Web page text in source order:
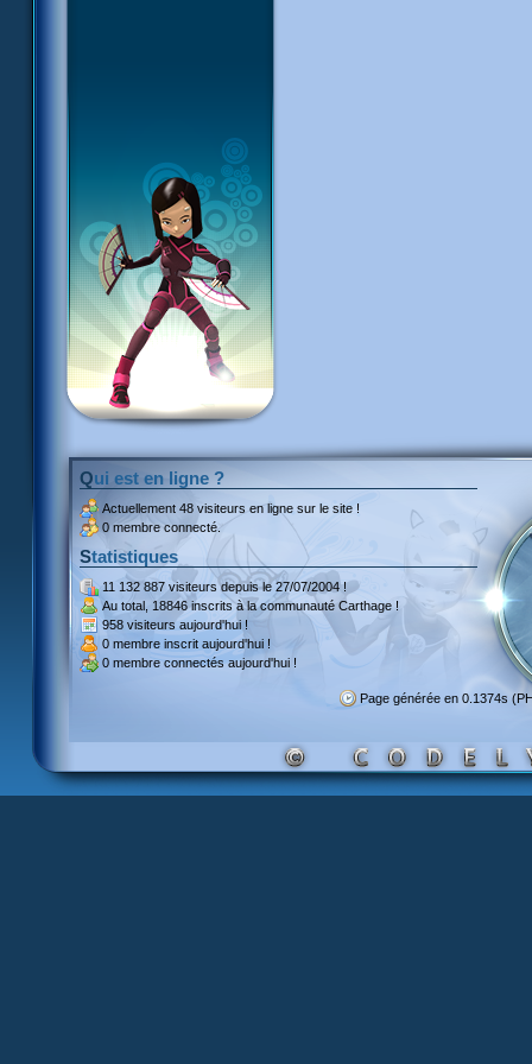
Qui est en ligne ?
Actuellement 48 visiteurs en ligne sur le site !
0 membre connecté.
Statistiques
11 132 887 visiteursdepuis le 27/07/2004 !
Au total, 18846 inscritsà la communauté Carthage !
958 visiteurs aujourd'hui !
0 membre inscrit aujourd'hui !
0 membre connectés aujourd'hui !
Page générée en 0.1374s